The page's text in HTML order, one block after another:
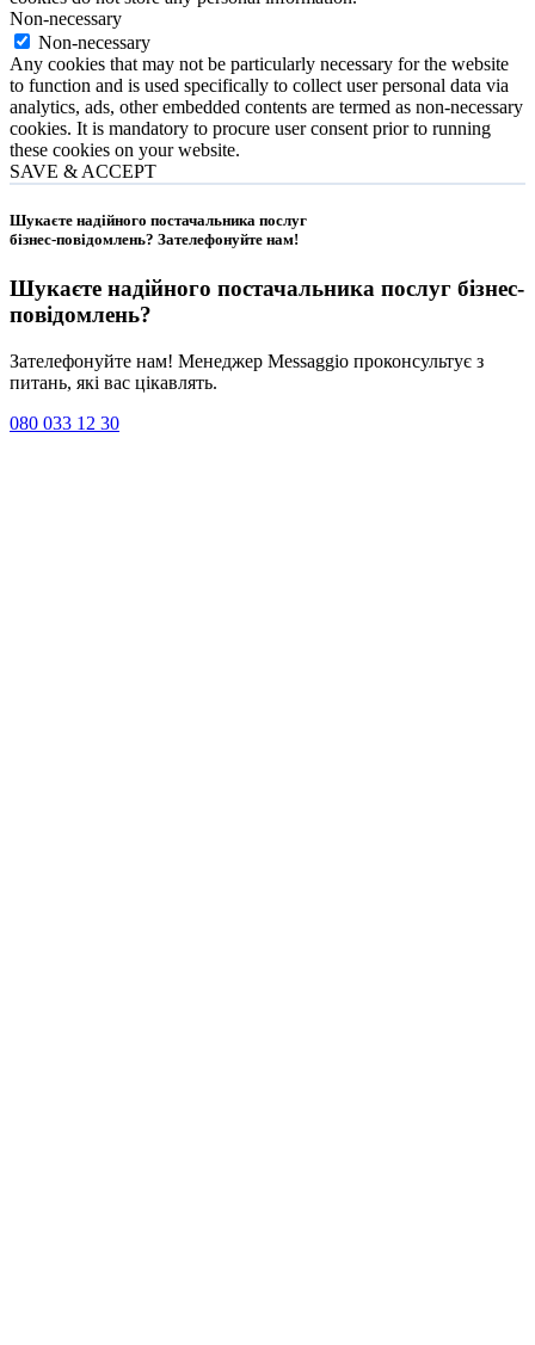
Non-necessary
Non-necessary
Any cookies that may not be particularly necessary for the website
to function and is used specifically to collect user personal data via
analytics, ads, other embedded contents are termed as non-necessary
cookies. It is mandatory to procure user consent prior to running
these cookies on your website.
SAVE & ACCEPT
Шукаєте надійного постачальника послуг
бізнес-повідомлень? Зателефонуйте нам!
Шукаєте надійного постачальника послуг бізнес-
повідомлень?
Зателефонуйте нам! Менеджер Messaggio проконсультує з
питань, які вас цікавлять.
080 033 12 30